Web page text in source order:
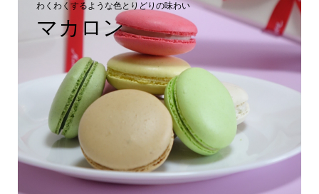
わくわくするような色とりどりの味わい
マカロン